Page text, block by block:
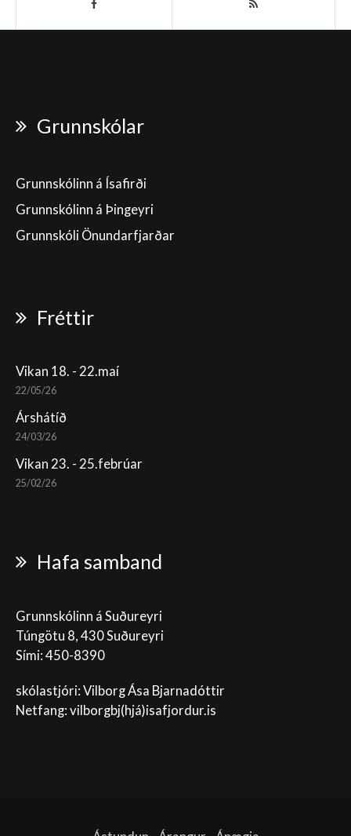
Grunnskólar
Grunnskólinn á Ísafirði
Grunnskólinn á Þingeyri
Grunnskóli Önundarfjarðar
Fréttir
Vikan 18. - 22.maí
22/05/26
Árshátíð
24/03/26
Vikan 23. - 25.febrúar
25/02/26
Hafa samband
Grunnskólinn á Suðureyri
Túngötu 8, 430 Suðureyri
Sími: 450-8390
skólastjóri: Vilborg Ása Bjarnadóttir
Netfang: vilborgbj(hjá)isafjordur.is